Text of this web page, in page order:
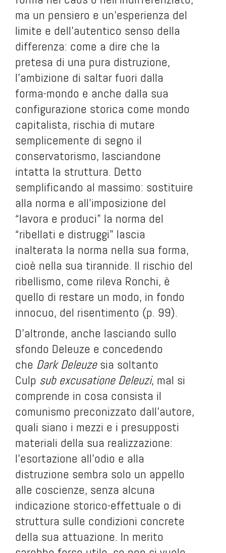
ma un pensiero e un’esperienza del
limite e dell’autentico senso della
differenza: come a dire che la
pretesa di una pura distruzione,
l’ambizione di saltar fuori dalla
forma-mondo e anche dalla sua
configurazione storica come mondo
capitalista, rischia di mutare
semplicemente di segno il
conservatorismo, lasciandone
intatta la struttura. Detto
semplificando al massimo: sostituire
alla norma e all’imposizione del
“lavora e produci” la norma del
“ribellati e distruggi” lascia
inalterata la norma nella sua forma,
cioè nella sua tirannide. Il rischio del
ribellismo, come rileva Ronchi, è
quello di restare un modo, in fondo
innocuo, del risentimento (p. 99).
D’altronde, anche lasciando sullo
sfondo Deleuze e concedendo
che Dark Deleuzesia soltanto
Culp sub excusatione Deleuzi, mal si
comprende in cosa consista il
comunismo preconizzato dall’autore,
quali siano i mezzi e i presupposti
materiali della sua realizzazione:
l’esortazione all’odio e alla
distruzione sembra solo un appello
alle coscienze, senza alcuna
indicazione storico-effettuale o di
struttura sulle condizioni concrete
della sua attuazione. In merito